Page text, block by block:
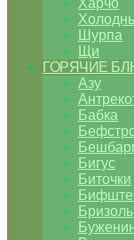
Харчо
Шурпа
Щи
ГОРЯЧИЕ
Азу
Бабка
Бигус
Биточки
Бризоль